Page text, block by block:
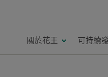
關於花王 可持續